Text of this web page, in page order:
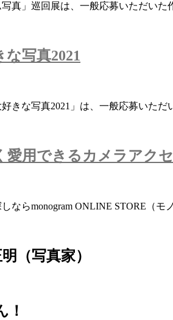
写真」巡回展は、一般応募いただい
写真2021
きな写真2021」は、一般応募いた
愛用できるカメラアク
ならmonogram ONLINE STORE（
（写真家）
！